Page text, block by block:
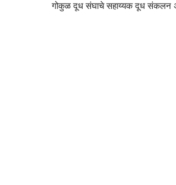
गोकुळ दूध संघाचे सहाय्यक दूध संकलन